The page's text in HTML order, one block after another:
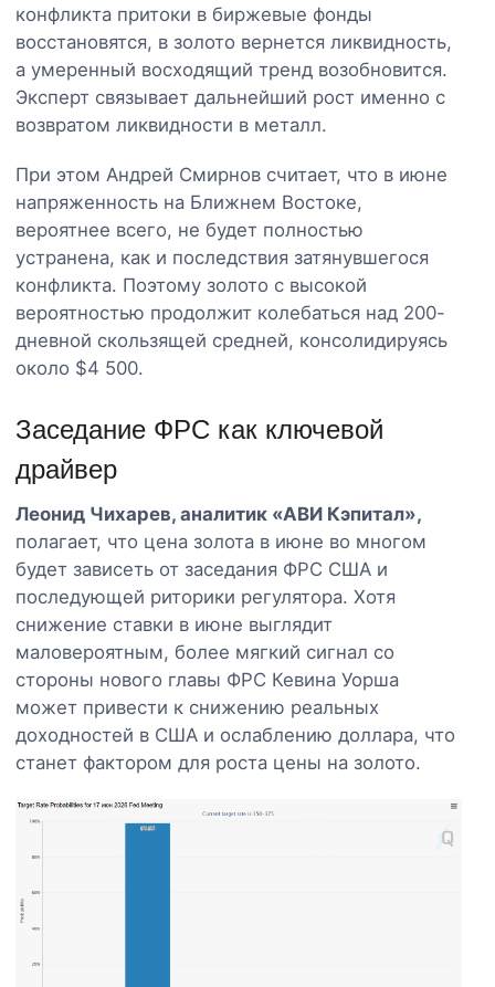
конфликта притоки в биржевые фонды
восстановятся, в золото вернется ликвидность,
а умеренный восходящий тренд возобновится.
Эксперт связывает дальнейший рост именно с
возвратом ликвидности в металл.
При этом Андрей Смирнов считает, что в июне
напряженность на Ближнем Востоке,
вероятнее всего, не будет полностью
устранена, как и последствия затянувшегося
конфликта. Поэтому золото с высокой
вероятностью продолжит колебаться над 200-
дневной скользящей средней, консолидируясь
около $4 500.
Заседание ФРС как ключевой
драйвер
Леонид Чихарев, аналитик «АВИ Кэпитал»,
полагает, что цена золота в июне во многом
будет зависеть от заседания ФРС США и
последующей риторики регулятора. Хотя
снижение ставки в июне выглядит
маловероятным, более мягкий сигнал со
стороны нового главы ФРС Кевина Уорша
может привести к снижению реальных
доходностей в США и ослаблению доллара, что
станет фактором для роста цены на золото.